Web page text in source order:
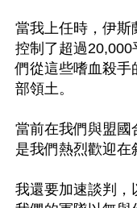
當我上任時，伊斯
控制了超過
們從這些嗜血殺手
部領土。
當前在我們與盟國
是我們熱烈歡迎在
我還要加速談判，